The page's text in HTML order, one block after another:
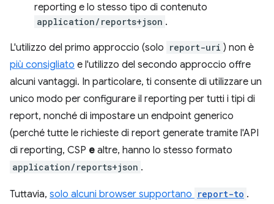
reporting e lo stesso tipo di contenuto
application/reports+json .
L'utilizzo del primo approccio (solo report-uri ) non è
più consigliato e l'utilizzo del secondo approccio offre
alcuni vantaggi. In particolare, ti consente di utilizzare un
unico modo per configurare il reporting per tutti i tipi di
report, nonché di impostare un endpoint generico
(perché tutte le richieste di report generate tramite l'API
di reporting, CSP e altre, hanno lo stesso formato
application/reports+json .
Tuttavia, solo alcuni browser supportano report-to .